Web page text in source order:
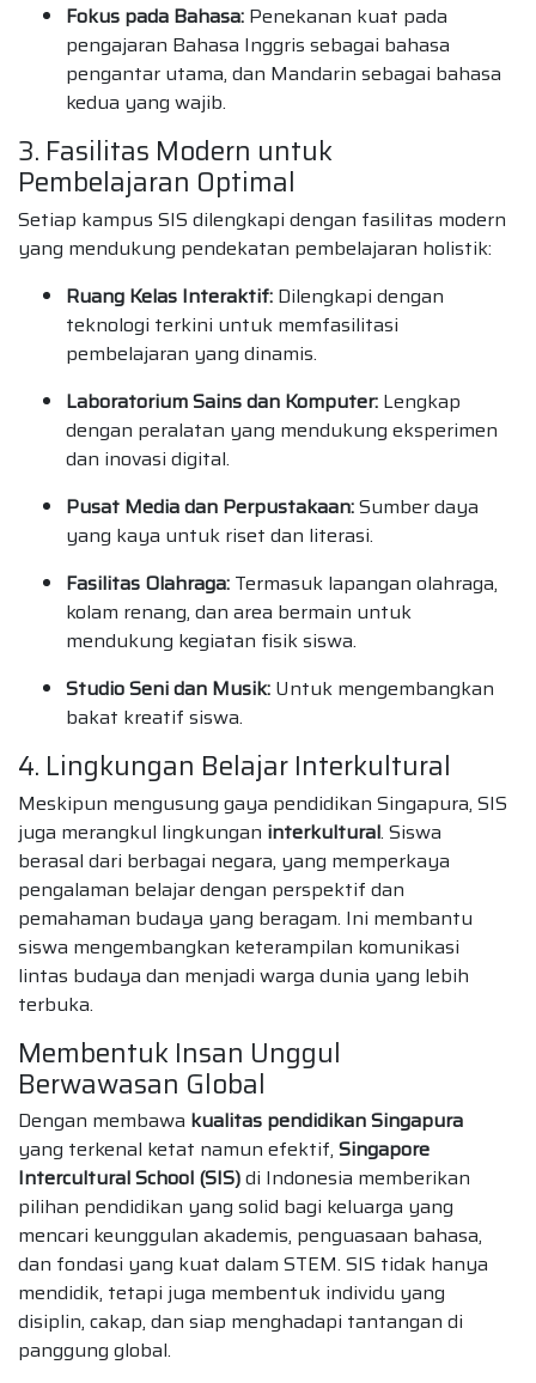
Fokus pada Bahasa: Penekanan kuat pada
pengajaran Bahasa Inggris sebagai bahasa
pengantar utama, dan Mandarin sebagai bahasa
kedua yang wajib.
3. Fasilitas Modern untuk
Pembelajaran Optimal
Setiap kampus SIS dilengkapi dengan fasilitas modern
yang mendukung pendekatan pembelajaran holistik:
Ruang Kelas Interaktif: Dilengkapi dengan
teknologi terkini untuk memfasilitasi
pembelajaran yang dinamis.
Laboratorium Sains dan Komputer: Lengkap
dengan peralatan yang mendukung eksperimen
dan inovasi digital.
Pusat Media dan Perpustakaan:Sumber daya
yang kaya untuk riset dan literasi.
Fasilitas Olahraga: Termasuk lapangan olahraga,
kolam renang, dan area bermain untuk
mendukung kegiatan fisik siswa.
Studio Seni dan Musik: Untuk mengembangkan
bakat kreatif siswa.
4. Lingkungan Belajar Interkultural
Meskipun mengusung gaya pendidikan Singapura, SIS
juga merangkul lingkungan interkultural. Siswa
berasal dari berbagai negara, yang memperkaya
pengalaman belajar dengan perspektif dan
pemahaman budaya yang beragam. Ini membantu
siswa mengembangkan keterampilan komunikasi
lintas budaya dan menjadi warga dunia yang lebih
terbuka.
Membentuk Insan Unggul
Berwawasan Global
Dengan membawa kualitas pendidikan Singapura
yang terkenal ketat namun efektif, Singapore
Intercultural School (SIS)di Indonesia memberikan
pilihan pendidikan yang solid bagi keluarga yang
mencari keunggulan akademis, penguasaan bahasa,
dan fondasi yang kuat dalam STEM. SIS tidak hanya
mendidik, tetapi juga membentuk individu yang
disiplin, cakap, dan siap menghadapi tantangan di
panggung global.